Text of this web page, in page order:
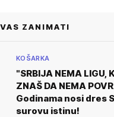
ZANIMATI
KOŠARKA
"SRBIJA NEMA LIGU,
ZNAŠ DA NEMA
Godinama nosi dres
surovu istinu!